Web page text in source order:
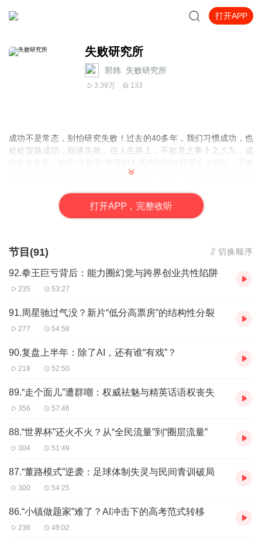
打开APP
失败研究所
郭炜_失败研究所
3.39万 133
成功不是常态，别怕研究失败！过去的40多年，我们习惯成功，也
处处宣扬成功，耻谈失败。但人生路上，不如意之事十之八九，成
恋成功，坦然面对失败，提高对不同时空背景下失败的认知和分辨
低谷，就是胜利！
打开APP，完整收听
节目(91) 切换顺序
92.拳王巨亏背后：能力圈幻觉与跨界创业共性陷阱
235 53:27
91.周星驰过气没？新片“低分高票房”的结构性分裂
277 54:58
90.复盘上半年：除了AI，还有谁“有戏”？
218 52:50
89.“走个面儿”遭群嘲：权威祛魅与精英话语权丧失
356 57:46
88.“世界杯”还火不火？从“全民流量”到“圈层流量”
304 51:49
87.“董路模式”逆袭：足球体制失灵与民间青训破局
300 54:25
86.“小镇做题家”难了？AI冲击下的高考范式转移
236 49:02